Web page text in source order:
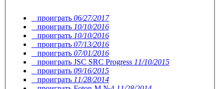
проиграть 06/27/2017
проиграть 10/10/2016
проиграть 10/10/2016
проиграть 07/13/2016
проиграть 07/01/2016
проиграть JSC SRC Progress 11/10/2015
проиграть 09/16/2015
проиграть 11/28/2014